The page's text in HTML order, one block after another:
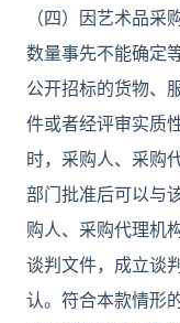
（四）因艺术品采
数量事先不能确定
公开招标的货物、
件或者经评审实质
时，采购人、采购
部门批准后可以与
购人、采购代理机
谈判文件，成立谈
认。符合本款情形